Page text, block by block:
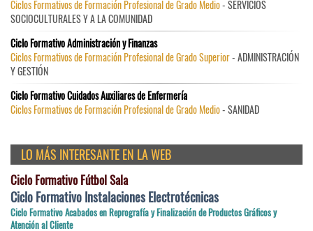
Ciclos Formativos de Formación Profesional de Grado Medio- SERVICIOS
SOCIOCULTURALES Y A LA COMUNIDAD
Ciclo Formativo Administración y Finanzas
Ciclos Formativos de Formación Profesional de Grado Superior- ADMINISTRACIÓN
Y GESTIÓN
Ciclo Formativo Cuidados Auxiliares de Enfermería
Ciclos Formativos de Formación Profesional de Grado Medio- SANIDAD
LO MÁS INTERESANTE EN LA WEB
Ciclo Formativo Fútbol Sala
Ciclo Formativo Instalaciones Electrotécnicas
Ciclo Formativo Acabados en Reprografía y Finalización de Productos Gráficos y
Atención al Cliente